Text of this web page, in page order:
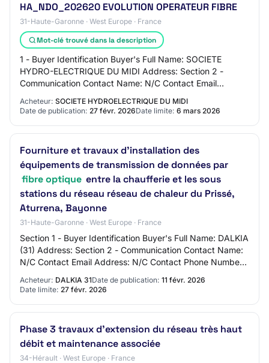
HA_NDO_202620 EVOLUTION OPERATEUR FIBRE
31-Haute-Garonne · West Europe · France
Mot-clé trouvé dans la description
1 - Buyer Identification Buyer's Full Name: SOCIETE
HYDRO-ELECTRIQUE DU MIDI Address: Section 2 -
Communication Contact Name: N/C Contact Email
Mark…
Acheteur: SOCIETE HYDROELECTRIQUE DU MIDI
Date de publication: 27 févr. 2026Date limite: 6 mars 2026
Fourniture et travaux d'installation des
équipements de transmission de données par
fibre optique entre la chaufferie et les sous
stations du réseau réseau de chaleur du Prissé,
Aturrena, Bayonne
31-Haute-Garonne · West Europe · France
Section 1 - Buyer Identification Buyer's Full Name: DALKIA
(31) Address: Section 2 - Communication Contact Name:
N/C Contact Email Address: N/C Contact Phone Number:
Acheteur: DALKIA 31Date de publication: 11 févr. 2026
Date limite: 27 févr. 2026
Phase 3 travaux d'extension du réseau très haut
débit et maintenance associée
34-Hérault · West Europe · France